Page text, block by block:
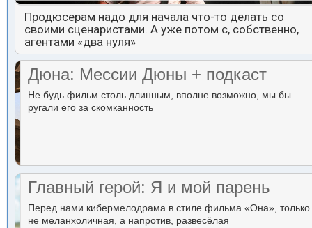
Продюсерам надо для начала что-то делать со
своими сценаристами. А уже потом с, собственно,
агентами «два нуля»
Дюна: Мессии Дюны + подкаст
Не будь фильм столь длинным, вполне возможно, мы бы
ругали его за скомканность
Главный герой: Я и мой парень
Перед нами кибермелодрама в стиле фильма «Она», только
не меланхоличная, а напротив, развесёлая